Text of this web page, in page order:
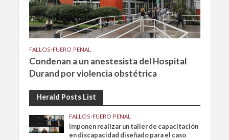
FALLOS•FUERO PENAL
Condenan a un anestesista del Hospital
Durand por violencia obstétrica
Herald Posts List
FALLOS•FUERO PENAL
Imponen realizar un taller de capacitación
en discapacidad diseñado para el caso